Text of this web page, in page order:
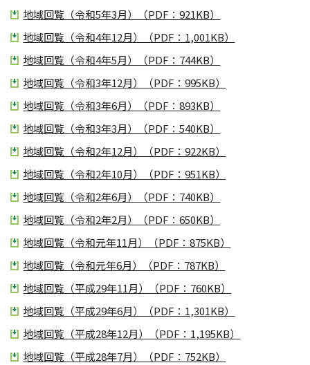
地域回覧（令和5年3月）（PDF：921KB）
地域回覧（令和4年12月）（PDF：1,001KB）
地域回覧（令和4年5月）（PDF：744KB）
地域回覧（令和3年12月）（PDF：995KB）
地域回覧（令和3年6月）（PDF：893KB）
地域回覧（令和3年3月）（PDF：540KB）
地域回覧（令和2年12月）（PDF：922KB）
地域回覧（令和2年10月）（PDF：951KB）
地域回覧（令和2年6月）（PDF：740KB）
地域回覧（令和2年2月）（PDF：650KB）
地域回覧（令和元年11月）（PDF：875KB）
地域回覧（令和元年6月）（PDF：787KB）
地域回覧（平成29年11月）（PDF：760KB）
地域回覧（平成29年6月）（PDF：1,301KB）
地域回覧（平成28年12月）（PDF：1,195KB）
地域回覧（平成28年7月）（PDF：752KB）